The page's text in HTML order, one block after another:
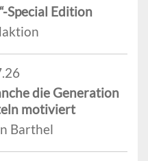
Special Edition
die Generation
motiviert
Barthel